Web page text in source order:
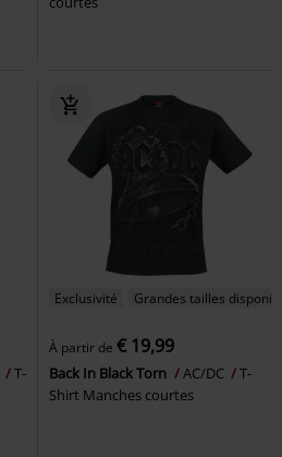
T-
Exclusivité Grandes tailles
À partir de € 19,99
Back In Black Torn AC/DC
T-
Shirt Manches courtes